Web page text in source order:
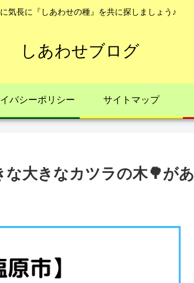
気長に『しあわせの種』を共に探しましょう♪
しあわせブログ
バシーポリシー サイトマップ
な大きなカツラの木🌳があ